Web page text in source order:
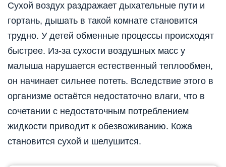
Сухой воздух раздражает дыхательные пути и
гортань, дышать в такой комнате становится
трудно. У детей обменные процессы происходят
быстрее. Из-за сухости воздушных масс у
малыша нарушается естественный теплообмен,
он начинает сильнее потеть. Вследствие этого в
организме остаётся недостаточно влаги, что в
сочетании с недостаточным потреблением
жидкости приводит к обезвоживанию. Кожа
становится сухой и шелушится.